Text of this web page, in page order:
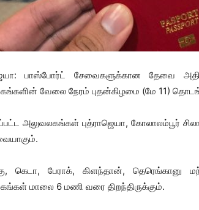
பாஸ்போர்ட் சேவைகளுக்கான தேவை
வேலை நேரம் புதன்கிழமை (மே 11)
அலுவலகங்கள் புத்ராஜெயா, கோலாலம்பூர்
கெடா, பேராக், கிளந்தான், தெரெங்கானு
மாலை 6 மணி வரை திறந்திருக்கும்.